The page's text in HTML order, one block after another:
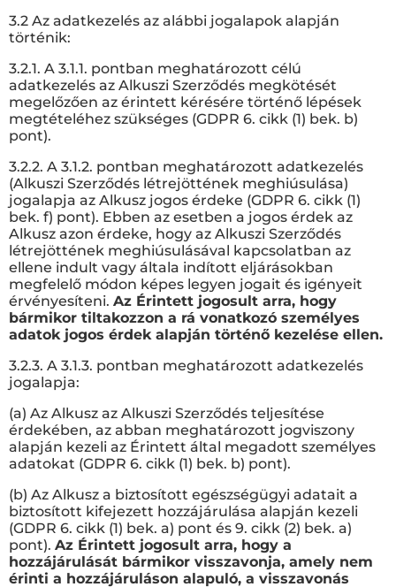
3.2 Az adatkezelés az alábbi jogalapok alapján
történik:
3.2.1. A 3.1.1. pontban meghatározott célú
adatkezelés az Alkuszi Szerződés megkötését
megelőzően az érintett kérésére történő lépések
megtételéhez szükséges (GDPR 6. cikk (1) bek. b)
pont).
3.2.2. A 3.1.2. pontban meghatározott adatkezelés
(Alkuszi Szerződés létrejöttének meghiúsulása)
jogalapja az Alkusz jogos érdeke (GDPR 6. cikk (1)
bek. f) pont). Ebben az esetben a jogos érdek az
Alkusz azon érdeke, hogy az Alkuszi Szerződés
létrejöttének meghiúsulásával kapcsolatban az
ellene indult vagy általa indított eljárásokban
megfelelő módon képes legyen jogait és igényeit
érvényesíteni. Az Érintett jogosult arra, hogy
bármikor tiltakozzon a rá vonatkozó személyes
adatok jogos érdek alapján történő kezelése ellen.
3.2.3. A 3.1.3. pontban meghatározott adatkezelés
jogalapja:
(a) Az Alkusz az Alkuszi Szerződés teljesítése
érdekében, az abban meghatározott jogviszony
alapján kezeli az Érintett által megadott személyes
adatokat (GDPR 6. cikk (1) bek. b) pont).
(b) Az Alkusz a biztosított egészségügyi adatait a
biztosított kifejezett hozzájárulása alapján kezeli
(GDPR 6. cikk (1) bek. a) pont és 9. cikk (2) bek. a)
pont). Az Érintett jogosult arra, hogy a
hozzájárulását bármikor visszavonja, amely nem
érinti a hozzájáruláson alapuló, a visszavonás